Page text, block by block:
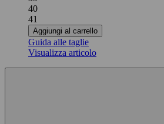
40
41
Aggiungi al carrello
Guida alle taglie
Visualizza articolo